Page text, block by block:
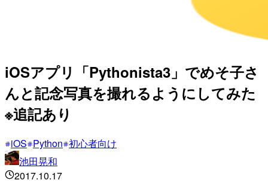
iOSアプリ「Pythonista3」でめそ子さ
んと記念写真を撮れるようにしてみた
※追記あり
iOS Python 初心者向け
池田晃和
2017.10.17